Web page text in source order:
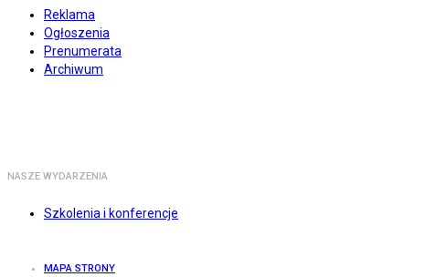
Reklama
Ogłoszenia
Prenumerata
Archiwum
NASZE WYDARZENIA
Szkolenia i konferencje
MAPA STRONY